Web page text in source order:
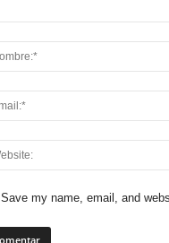
Save my name, email, and